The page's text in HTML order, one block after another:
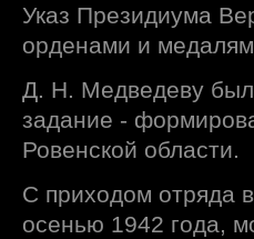
Указ Президиума
орденами и
Д. Н. Медведеву
задание -
Ровенской области.
С приходом отряда
осенью 1942 года,